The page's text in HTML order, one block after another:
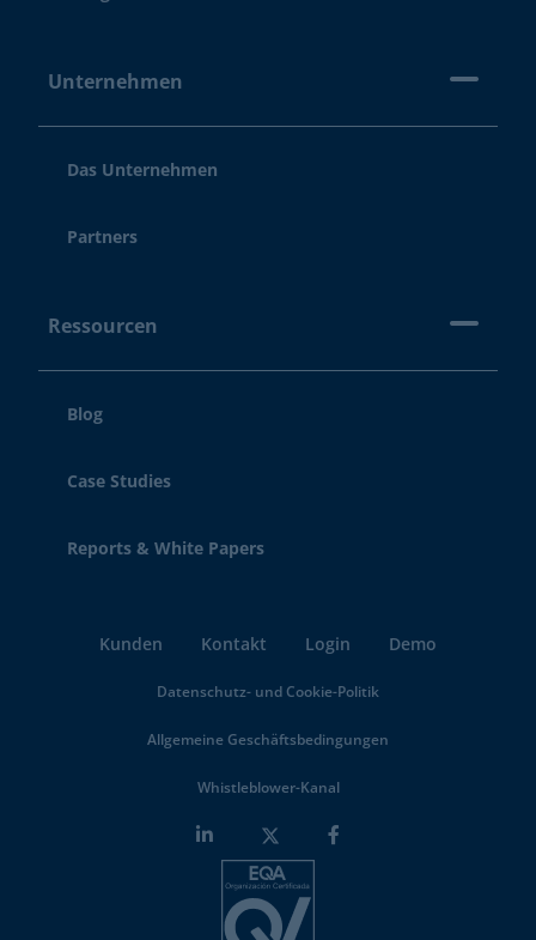
Unternehmen
Das Unternehmen
Partners
Ressourcen
Blog
Case Studies
Reports & White Papers
Kunden Kontakt Login Demo
Datenschutz- und Cookie-Politik
Allgemeine Geschäftsbedingungen
Whistleblower-Kanal